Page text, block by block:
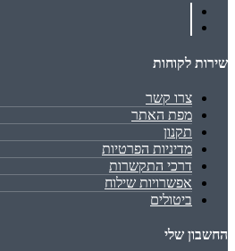
שירות לקוחות
צרו קשר
מפת האתר
תקנון
מדיניות הפרטיות
דרכי התקשרות
אפשרויות שילוח
ביטולים
החשבון שלי